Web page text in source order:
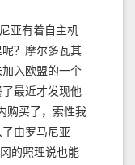
亚有着自主机
？摩尔多瓦其
入欧盟的一个
最近才发现他
购买了，索性我
由罗马尼亚
的照理说也能